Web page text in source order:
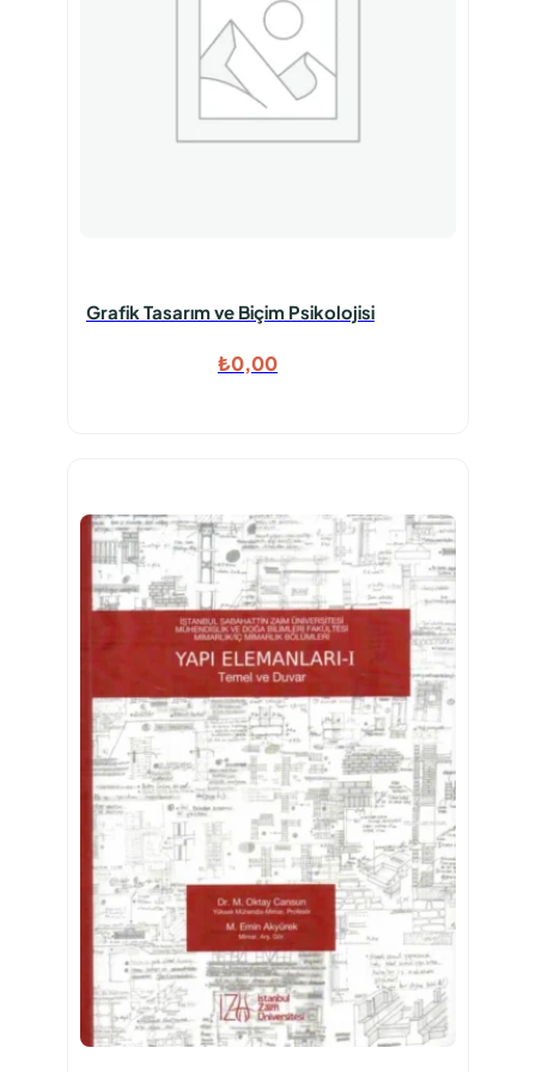
Grafik Tasarım ve Biçim Psikolojisi
₺0,00